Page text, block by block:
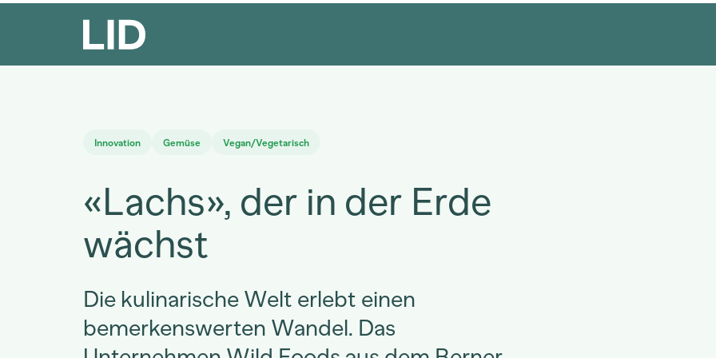
Innovation Gemüse Vegan/Vegetarisch
«Lachs», der in der Erde
wächst
Die kulinarische Welt erlebt einen
bemerkenswerten Wandel. Das